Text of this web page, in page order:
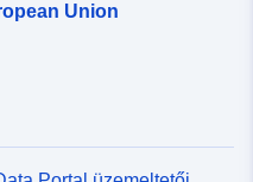
Union